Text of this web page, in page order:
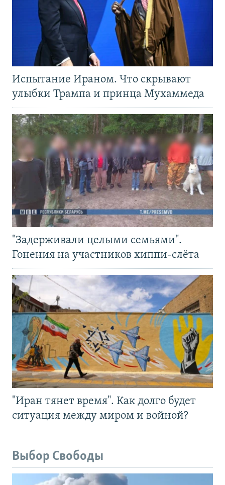
Испытание Ираном. Что скрывают
улыбки Трампа и принца Мухаммеда
"Задерживали целыми семьями".
Гонения на участников хиппи-слёта
"Иран тянет время". Как долго будет
ситуация между миром и войной?
Выбор Свободы